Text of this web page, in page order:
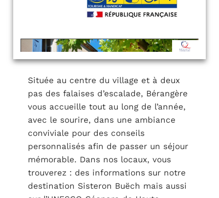
Située au centre du village et à deux
pas des falaises d’escalade, Bérangère
vous accueille tout au long de l’année,
avec le sourire, dans une ambiance
conviviale pour des conseils
personnalisés afin de passer un séjour
mémorable. Dans nos locaux, vous
trouverez : des informations sur notre
destination Sisteron Buëch mais aussi